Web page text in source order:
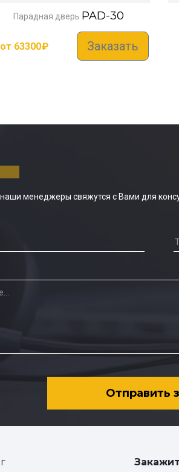
Парадная дверь PAD-30
от 63300₽ Заказать
менеджеры свяжутся с Вами для
Отправить